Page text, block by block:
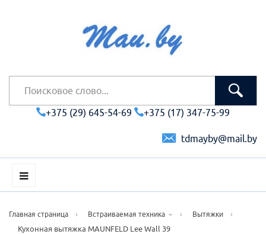
+375 (29) 645-54-69 +375 (17) 347-75-99
tdmayby@mail.by
Главная страница › Встраиваемая техника › Вытяжки
›
Кухонная вытяжка MAUNFELD Lee Wall 39